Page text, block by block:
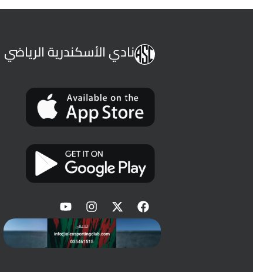
نادي الأسكندرية الرياضي